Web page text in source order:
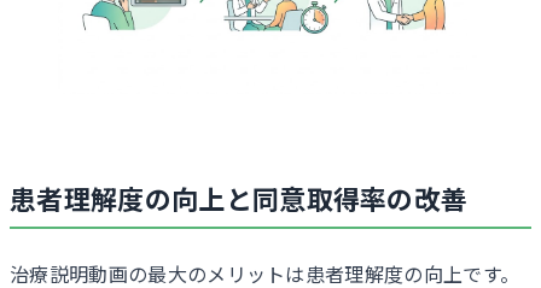
患者理解度の向上と同意取得率の改善
治療説明動画の最大のメリットは患者理解度の向上です。